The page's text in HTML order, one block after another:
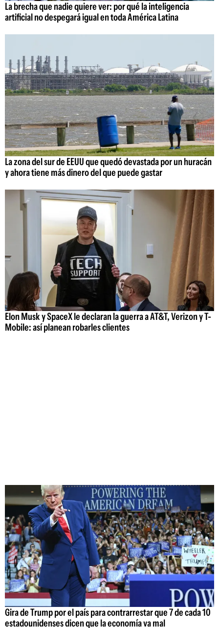
La brecha que nadie quiere ver: por qué la inteligencia
artificial no despegará igual en toda América Latina
La zona del sur de EEUU que quedó devastada por un huracán
y ahora tiene más dinero del que puede gastar
Elon Musk y SpaceX le declaran la guerra a AT&T, Verizon y T-
Mobile: así planean robarles clientes
Gira de Trump por el país para contrarrestar que 7 de cada 10
estadounidenses dicen que la economía va mal